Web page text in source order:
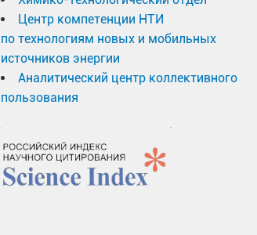
Центр компетенции НТИ
по технологиям новых и мобильных
источников энергии
Аналитический центр коллективного
пользования